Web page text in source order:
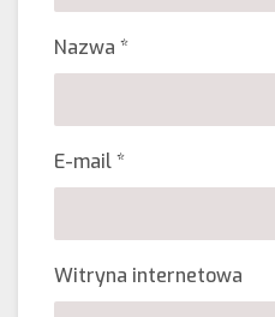
Nazwa *
E-mail*
Witryna internetowa